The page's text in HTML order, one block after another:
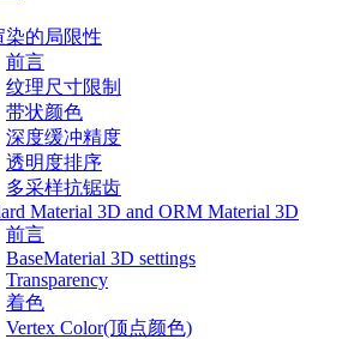
染的局限性
前言
纹理尺寸限制
带状颜色
深度缓冲精度
透明度排序
多采样抗锯齿
Material 3D and ORM Material 3D
前言
BaseMaterial 3D settings
Transparency
着色
Vertex Color(顶点颜色)